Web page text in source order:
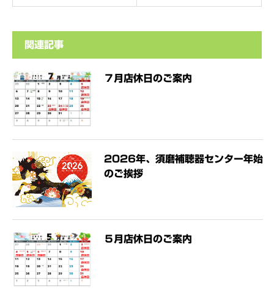
関連記事
７月店休日のご案内
2026年、須磨補聴器センター年始
のご挨拶
５月店休日のご案内